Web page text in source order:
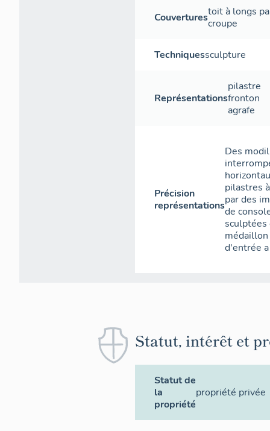
Couverturestoit à longs
croupe
Techniquessculpture
Représentations
pilastre
fronton
agrafe
Précision
représentations
Des
pilastres
par des
de
sculptées
d'entrée
Statut, intérêt et
Statut de
la
propriété
propriété privée